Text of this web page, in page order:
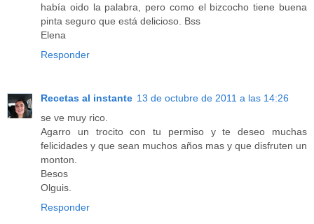
había oido la palabra, pero como el bizcocho tiene buena
pinta seguro que está delicioso. Bss
Elena
Responder
Recetas al instante 13 de octubre de 2011 a las 14:26
se ve muy rico.
Agarro un trocito con tu permiso y te deseo muchas
felicidades y que sean muchos años mas y que disfruten un
monton.
Besos
Olguis.
Responder